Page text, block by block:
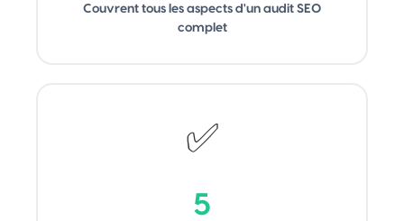
Couvrent tous les aspects d'un audit SEO
complet
✅
5